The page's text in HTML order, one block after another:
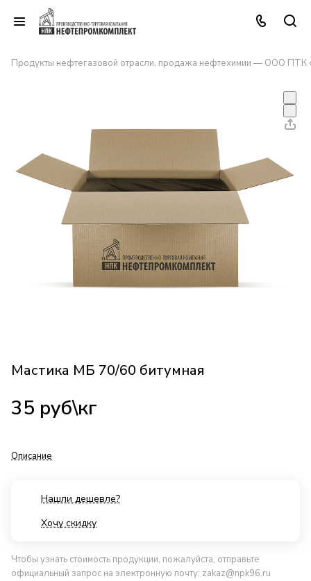
Продукты нефтегазовой отрасли, продажа нефтехимии — ООО ПТК
Мастика МБ 70/60 битумная
35 руб\кг
Описание
Нашли дешевле?
Хочу скидку
Чтобы узнать стоимость продукции, пожалуйста, отправьте
официальный запрос на электронную почту: zakaz@npk96.ru